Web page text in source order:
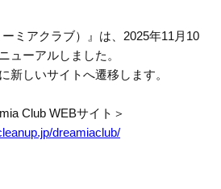
ーミアクラブ）』は、2025年11月10
ューアルしました。
新しいサイトへ遷移します。
Club WEBサイト＞
dreamiaclub/